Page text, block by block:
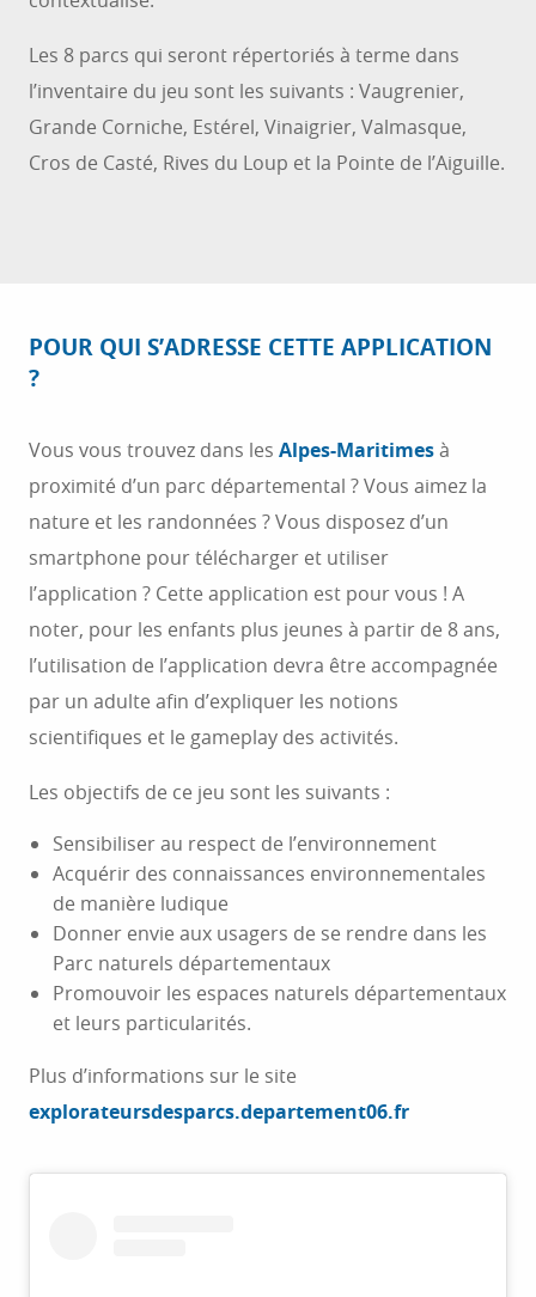
Les 8 parcs qui seront répertoriés à terme dans
l’inventaire du jeu sont les suivants : Vaugrenier,
Grande Corniche, Estérel, Vinaigrier, Valmasque,
Cros de Casté, Rives du Loup et la Pointe de l’Aiguille.
POUR QUI S’ADRESSE CETTE APPLICATION
?
Vous vous trouvez dans les Alpes-Maritimesà
proximité d’un parc départemental ? Vous aimez la
nature et les randonnées ? Vous disposez d’un
smartphone pour télécharger et utiliser
l’application ? Cette application est pour vous ! A
noter, pour les enfants plus jeunes à partir de 8 ans,
l’utilisation de l’application devra être accompagnée
par un adulte afin d’expliquer les notions
scientifiques et le gameplay des activités.
Les objectifs de ce jeu sont les suivants :
Sensibiliser au respect de l’environnement
Acquérir des connaissances environnementales
de manière ludique
Donner envie aux usagers de se rendre dans les
Parc naturels départementaux
Promouvoir les espaces naturels départementaux
et leurs particularités.
Plus d’informations sur le site
explorateursdesparcs.departement06.fr